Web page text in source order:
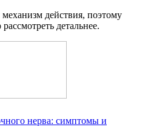
действия, поэтому
детальнее.
нерва: симптомы и